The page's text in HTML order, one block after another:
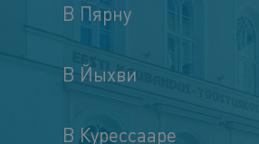
В Пярну
В Йыхви
В Курессааре